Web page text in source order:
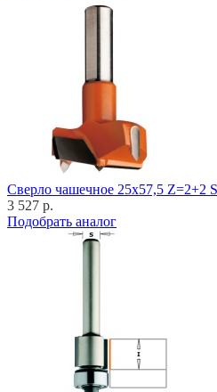
Cверло чашечное 25x57,5 Z=2+2
3 527 р.
Подобрать аналог